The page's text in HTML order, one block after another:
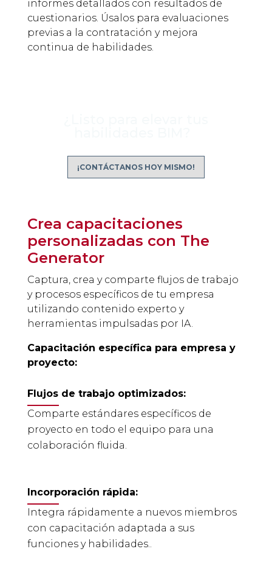
informes detallados con resultados de
cuestionarios. Úsalos para evaluaciones
previas a la contratación y mejora
continua de habilidades.
¡CONTÁCTANOS HOY MISMO!
Crea capacitaciones
personalizadas con The
Generator
Captura, crea y comparte flujos de trabajo
y procesos específicos de tu empresa
utilizando contenido experto y
herramientas impulsadas por IA.
Capacitación específica para empresa y
proyecto:
Flujos de trabajo optimizados:
Comparte estándares específicos de
proyecto en todo el equipo para una
colaboración fluida.
Incorporación rápida:
I ntegra rápidamente a nuevos miembros
con capacitación adaptada a sus
funciones y habilidades..